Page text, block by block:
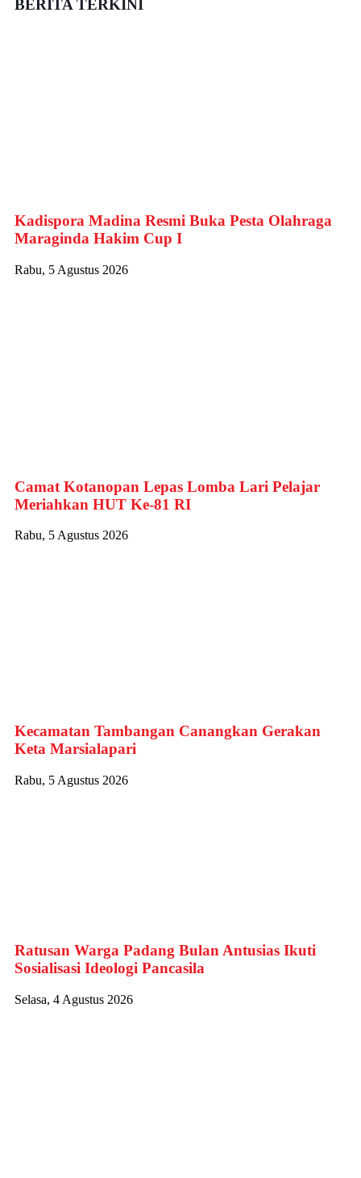
BERITA TERKINI
Kadispora Madina Resmi Buka Pesta Olahraga
Maraginda Hakim Cup I
Rabu, 5 Agustus 2026
Camat Kotanopan Lepas Lomba Lari Pelajar
Meriahkan HUT Ke-81 RI
Rabu, 5 Agustus 2026
Kecamatan Tambangan Canangkan Gerakan
Keta Marsialapari
Rabu, 5 Agustus 2026
Ratusan Warga Padang Bulan Antusias Ikuti
Sosialisasi Ideologi Pancasila
Selasa, 4 Agustus 2026